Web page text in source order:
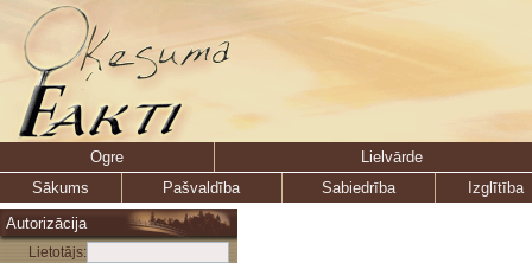
Ogre
Lielvārde
Sākums
Pašvaldība Sabiedrība
Izglītība
Autorizācija
Lietotājs: